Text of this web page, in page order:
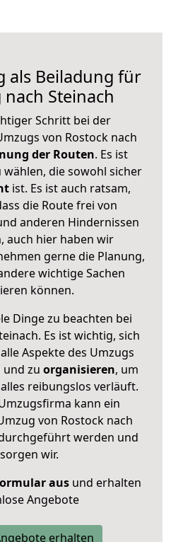
als Beiladung für
Steinach
Schritt bei der
von Rostock nach
der Routen. Es ist
die sowohl sicher
ist. Es ist auch ratsam,
die Route frei von
anderen Hindernissen
auch hier haben wir
gerne die Planung,
wichtige Sachen
können.
Dinge zu beachten bei
Es ist wichtig, sich
Aspekte des Umzugs
und zu organisieren, um
reibungslos verläuft.
kann ein
von Rostock nach
werden und
wir.
ausund erhalten
Angebote
erhalten